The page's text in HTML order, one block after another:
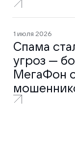
1 июля 2026
Спама
угроз —
МегаФон